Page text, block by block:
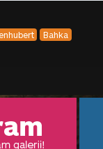
Bahka